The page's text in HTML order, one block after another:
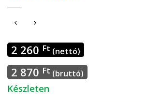
2 260 Ft (nettó)
2 870 Ft (bruttó)
Készleten